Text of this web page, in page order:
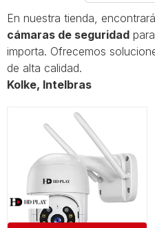
En nuestra tienda,
cámaras de seguridad
importa. Ofrecemos
de alta calidad.
Kolke, Intelbras